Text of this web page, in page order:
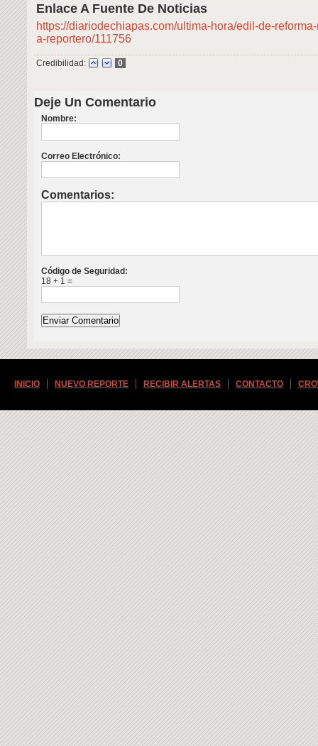
Enlace A Fuente De Noticias
https://diariodechiapas.com/ultima-hora/edil-de-
a-reportero/111756
Credibilidad: 0
Deje Un Comentario
Nombre:
Correo Electrónico:
Comentarios:
Código de Seguridad:
18 + 1 =
INICIO NUEVO REPORTE RECIBIR ALERTAS CONTACTO